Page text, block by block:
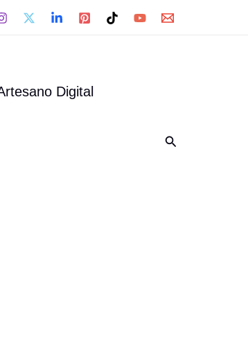
Digital
Buscar